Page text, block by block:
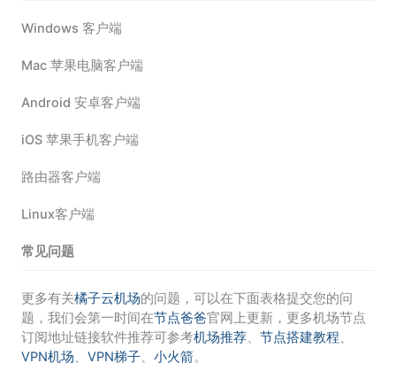
Windows 客户端
Mac 苹果电脑客户端
Android 安卓客户端
iOS 苹果手机客户端
路由器客户端
Linux客户端
常见问题
更多有关橘子云机场的问题，可以在下面表格提交您的问
题，我们会第一时间在节点爸爸官网上更新，更多机场节点
订阅地址链接软件推荐可参考机场推荐、 节点搭建教程、
VPN机场、 VPN梯子、 小火箭。